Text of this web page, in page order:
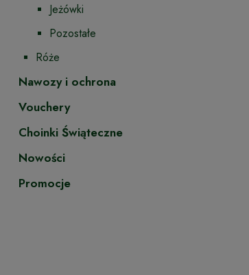
Jeżówki
Pozostałe
Róże
Nawozy i ochrona
Vouchery
Choinki Świąteczne
Nowości
Promocje